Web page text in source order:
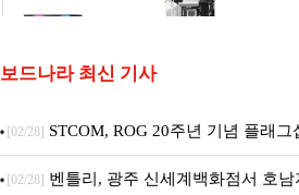
보드나라 최신 기사
[02/28] STCOM, ROG 20주년 기념 플래
Crosshair X870E EDITION 20 국내 출시
[02/28] 벤틀리, 광주 신세계백화점서 호